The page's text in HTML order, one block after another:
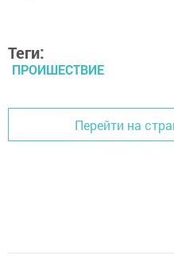
Теги:
ПРОИШЕСТВИЕ
Перейти на